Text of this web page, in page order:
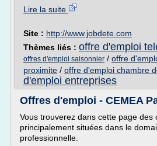
Lire la suite
Site : http://www.jobdete.com
Thèmes liés : offre d'emploi
offres d'emploi saisonnier / offre
proximite / offre d'emploi chambre
d'emploi entreprises
Offres d'emploi - CEMEA
Vous trouverez dans cette page des
principalement situées dans le
professionnelle.